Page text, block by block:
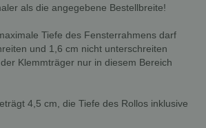
als die angegebene Bestellbreite!
Tiefe des Fensterrahmens darf
und 1,6 cm nicht unterschreiten
Klemmträger nur in diesem Bereich
4,5 cm, die Tiefe des Rollos inklusive